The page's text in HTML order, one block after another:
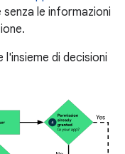
le informazioni
l'insieme di decisioni